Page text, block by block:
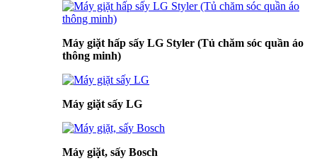
Máy giặt hấp sấy LG Styler (Tủ chăm sóc quần áo
thông minh)
Máy giặt sấy LG
Máy giặt, sấy Bosch